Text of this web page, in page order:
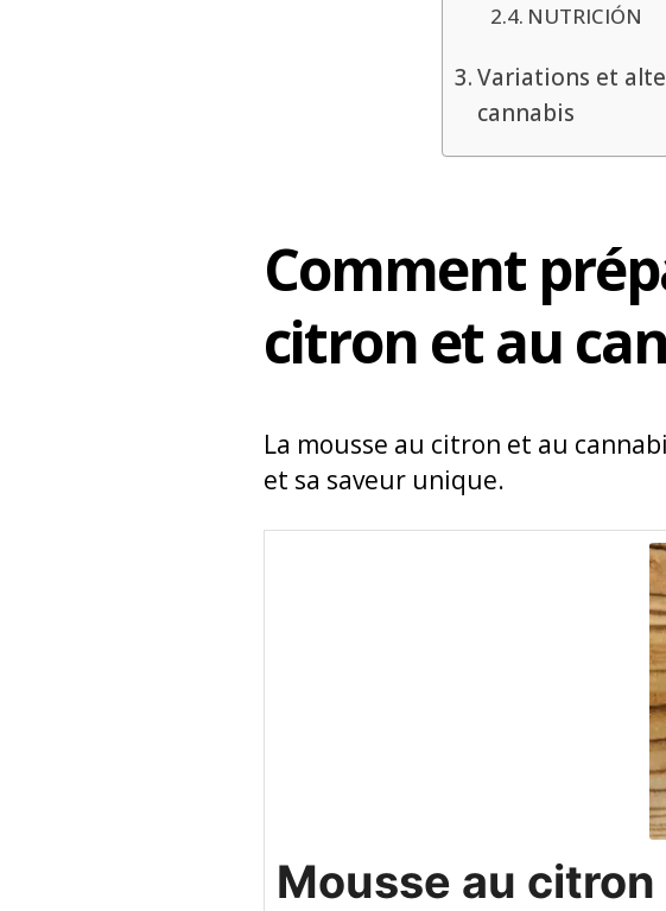
NUTRICIÓN
Variations et
cannabis
Comment
citron et au
La mousse au citron et au
et sa saveur unique.
Mousse au